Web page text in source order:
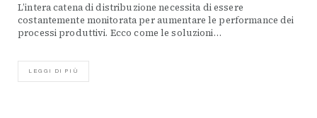
L’intera catena di distribuzione necessita di essere
costantemente monitorata per aumentare le performance dei
processi produttivi. Ecco come le soluzioni…
LEGGI DI PIÙ